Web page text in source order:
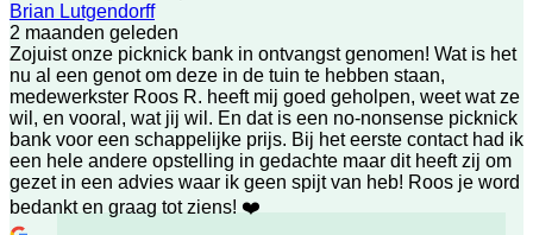
Brian Lutgendorff
2 maanden geleden
Zojuist onze picknick bank in ontvangst genomen! Wat is het
nu al een genot om deze in de tuin te hebben staan,
medewerkster Roos R. heeft mij goed geholpen, weet wat ze
wil, en vooral, wat jij wil. En dat is een no-nonsense picknick
bank voor een schappelijke prijs. Bij het eerste contact had ik
een hele andere opstelling in gedachte maar dit heeft zij om
gezet in een advies waar ik geen spijt van heb! Roos je word
bedankt en graag tot ziens! ❤️